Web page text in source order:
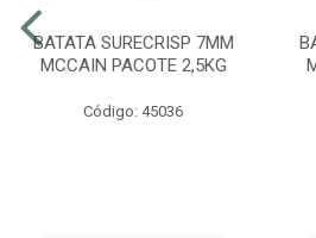
BATATA SURECRISP 7MM
MCCAIN PACOTE 2,5KG
Código: 45036